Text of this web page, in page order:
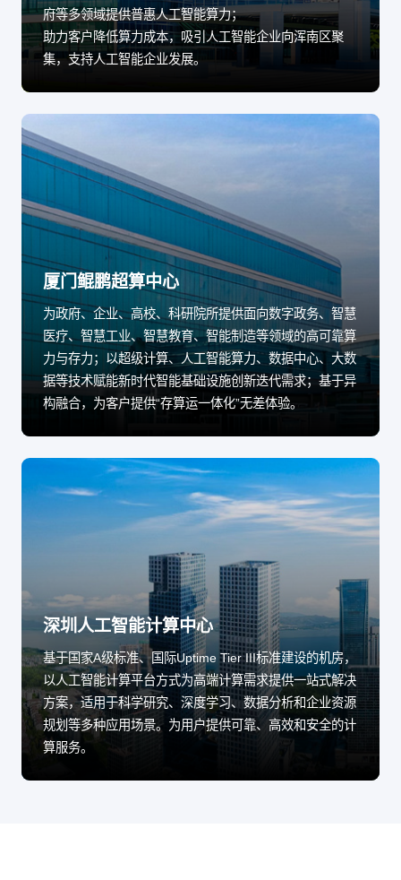
府等多领域提供普惠人工智能算力；
助力客户降低算力成本，吸引人工智能企业向浑南区聚
集，支持人工智能企业发展。
厦门鲲鹏超算中心
为政府、企业、高校、科研院所提供面向数字政务、智慧
医疗、智慧工业、智慧教育、智能制造等领域的高可靠算
力与存力；以超级计算、人工智能算力、数据中心、大数
据等技术赋能新时代智能基础设施创新迭代需求；基于异
构融合，为客户提供“存算运一体化”无差体验。
深圳人工智能计算中心
基于国家A级标准、国际Uptime Tier III标准建设的机房，
以人工智能计算平台方式为高端计算需求提供一站式解决
方案，适用于科学研究、深度学习、数据分析和企业资源
规划等多种应用场景。为用户提供可靠、高效和安全的计
算服务。